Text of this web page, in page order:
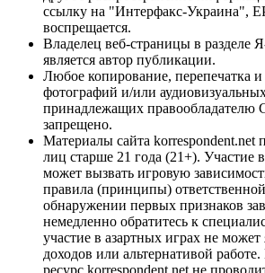
ссылку на "Интерфакс-Украина",
воспрещается.
Владелец веб-страницы в разделе
является автор публикации.
Любое копирование, перепечатка и
фотографий и/или
принадлежащих правообладателю
запрещено.
Материалы сайта korrespondent.net
лиц старше 21 года (21+). Участие
может вызвать игровую
правила (принципы)
обнаружении первых признаков
немедленно обратитесь к
участие в азартных играх не может
доходов или альтернативой
ресурс korrespondent.net не